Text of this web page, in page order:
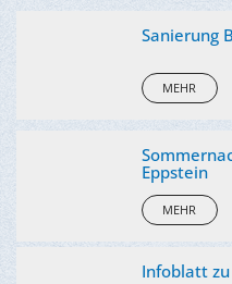
Sanierung
MEHR
Eppstein
MEHR
Infoblatt